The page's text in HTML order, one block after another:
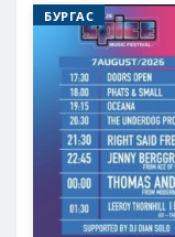
БУРГАС